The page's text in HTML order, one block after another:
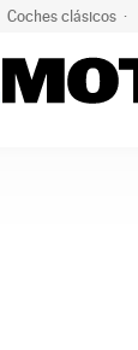
Coches clásicos